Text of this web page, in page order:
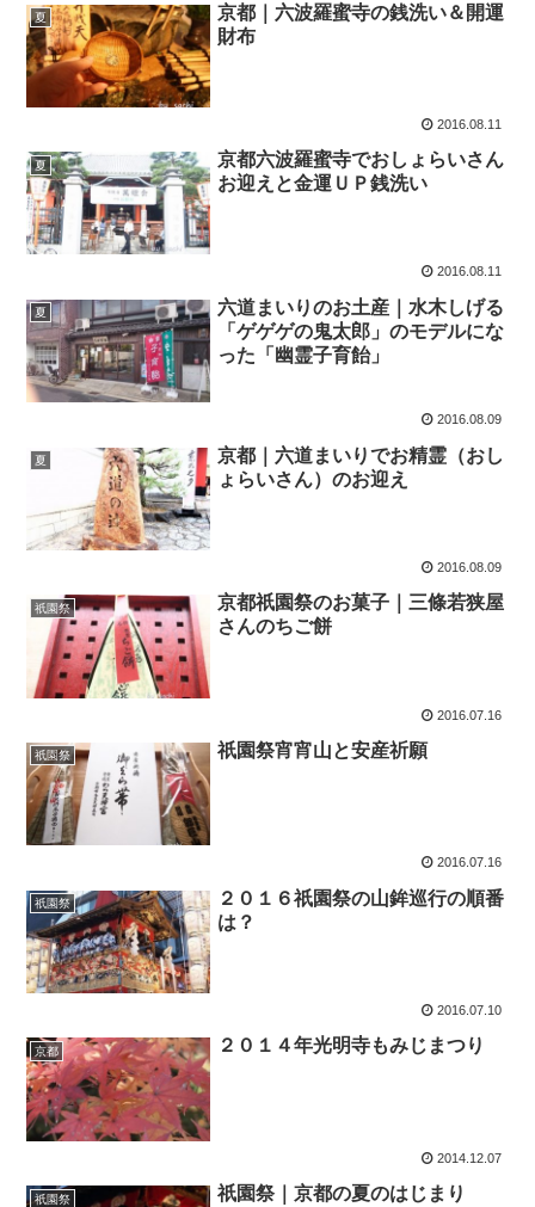
夏
京都｜六波羅蜜寺の銭洗い＆開運
財布
2016.08.11
夏
京都六波羅蜜寺でおしょらいさん
お迎えと金運ＵＰ銭洗い
2016.08.11
夏
六道まいりのお土産｜水木しげる
「ゲゲゲの鬼太郎」のモデルにな
った「幽霊子育飴」
2016.08.09
夏
京都｜六道まいりでお精霊（おし
ょらいさん）のお迎え
2016.08.09
祇園祭
京都祇園祭のお菓子｜三條若狭屋
さんのちご餅
2016.07.16
祇園祭 祇園祭宵宵山と安産祈願
2016.07.16
祇園祭
２０１６祇園祭の山鉾巡行の順番
は？
2016.07.10
京都 ２０１４年光明寺もみじまつり
2014.12.07
祇園祭 祇園祭｜京都の夏のはじまり